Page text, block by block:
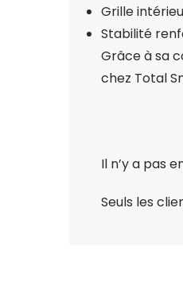
Grille
Stabilité
Grâce à sa
chez Total
Il n’y a pas
Seuls les